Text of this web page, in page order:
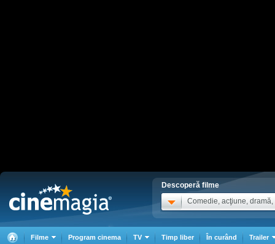
Descoperă filme
Comedie, acţiune, dramă,
Filme Program cinema TV Timp liber În curând Trailer